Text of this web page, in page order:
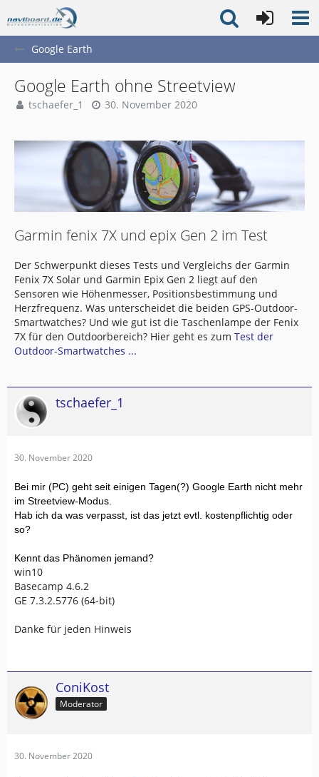
Google Earth
Google Earth ohne Streetview
tschaefer_1 30. November 2020
Garmin fenix 7X und epix Gen 2 im Test
Der Schwerpunkt dieses Tests und Vergleichs der Garmin
Fenix 7X Solar und Garmin Epix Gen 2 liegt auf den
Sensoren wie Höhenmesser, Positionsbestimmung und
Herzfrequenz. Was unterscheidet die beiden GPS-Outdoor-
Smartwatches? Und wie gut ist die Taschenlampe der Fenix
7X für den Outdoorbereich? Hier geht es zum Test der
Outdoor-Smartwatches ...
tschaefer_1
30. November 2020
Bei mir (PC) geht seit einigen Tagen(?) Google Earth nicht mehr
im Streetview-Modus.
Hab ich da was verpasst, ist das jetzt evtl. kostenpflichtig oder
so?
Kennt das Phänomen jemand?
win10
Basecamp 4.6.2
GE 7.3.2.5776 (64-bit)
Danke für jeden Hinweis
ConiKost
Moderator
30. November 2020